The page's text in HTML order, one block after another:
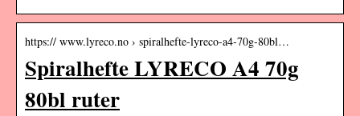
https:// www.lyreco.no › spiralhefte-lyreco-a4-70g-80bl…
Spiralhefte LYRECO A4 70g
80bl ruter